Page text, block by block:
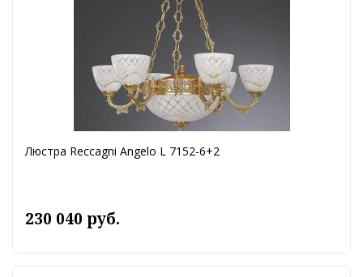
Люстра Reccagni Angelo L 7152-6+2
230 040 руб.